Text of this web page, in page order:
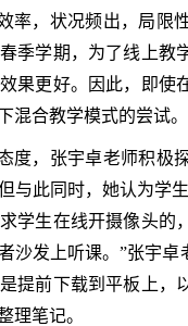
率，状况频出，局限
季学期，为了线上
果更好。因此，即使
混合教学模式的尝试。
度，张宇卓老师积极
与此同时，她认为学
学生在线开摄像头
沙发上听课。”张宇
提前下载到平板上
理笔记。